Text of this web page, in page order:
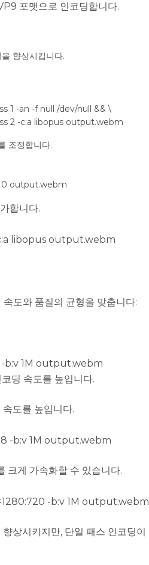
포맷으로 인코딩합니다.
향상시킵니다.
1 -an -f null /dev/null && \
2 -c:a libopus output.webm
조정합니다.
0 output.webm
합니다.
libopus output.webm
도와 품질의 균형을 맞춥니다:
b:v 1M output.webm
딩 속도를 높입니다.
도를 높입니다.
-b:v 1M output.webm
크게 가속화할 수 있습니다.
-b:v 1M output.webm
상시키지만, 단일 패스 인코딩이